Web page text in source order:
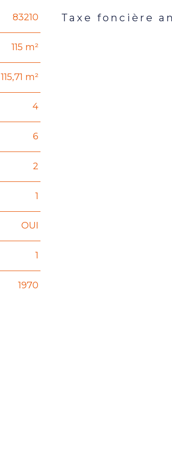
83210
115 m²
115,71 m²
4
6
2
1
OUI
1
1970
Caractéristiques Valeurs
Taxe foncière